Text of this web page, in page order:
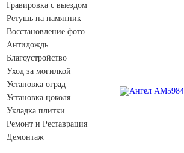
Гравировка с выездом
Ретушь на памятник
Восстановление фото
Антидождь
Благоустройство
Уход за могилкой
Установка оград
Установка цоколя
Укладка плитки
Ремонт и Реставрация
Демонтаж